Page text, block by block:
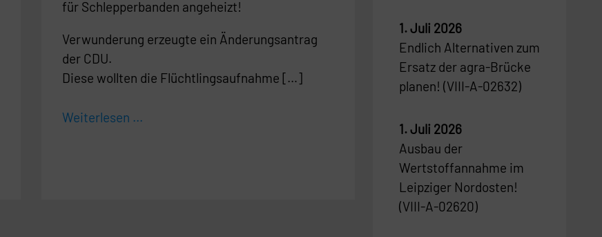
für Schlepperbanden angeheizt!
Verwunderung erzeugte ein Änderungsantrag
der CDU.
Diese wollten die Flüchtlingsaufnahme […]
Weiterlesen ...
Endlich Alternativen zum
Ersatz der agra-Brücke
planen! (VIII-A-02632)
1. Juli 2026
Ausbau der
Wertstoffannahme im
Leipziger Nordosten!
(VIII-A-02620)
1. Juli 2026